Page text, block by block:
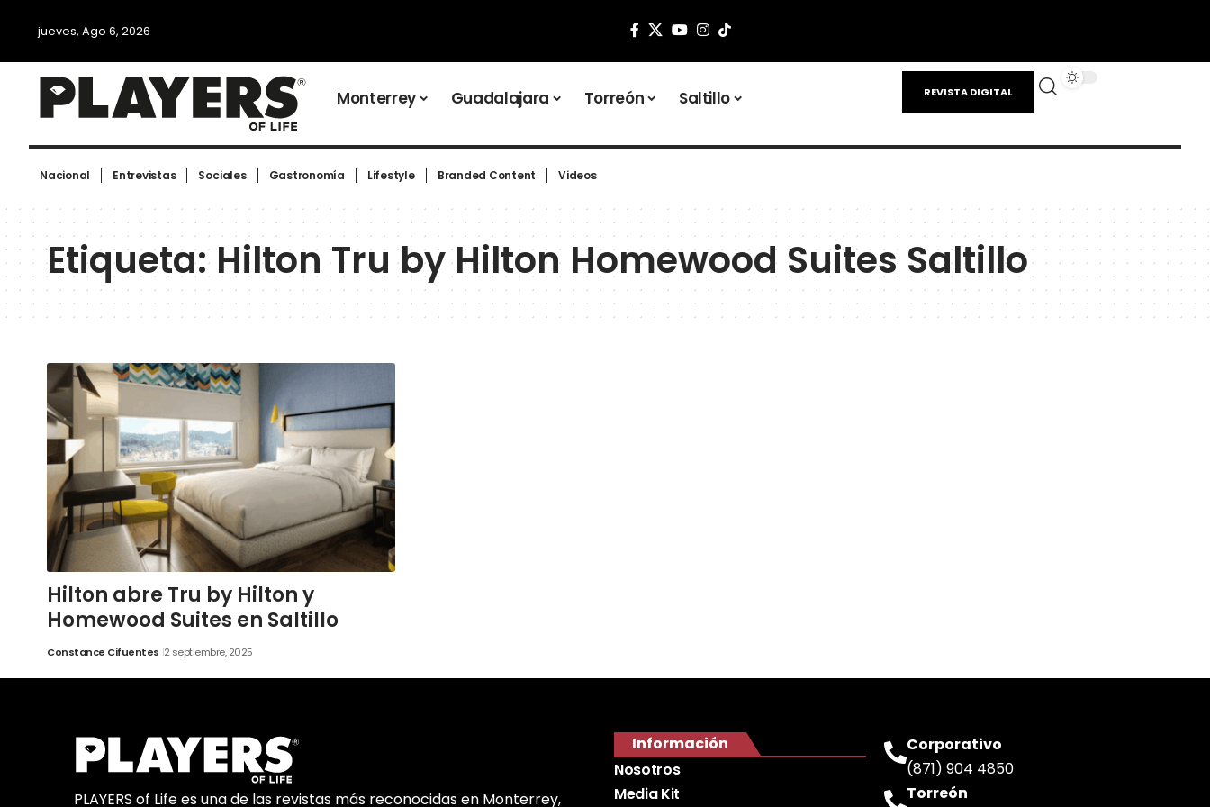
jueves, Ago 6, 2026
Monterrey Guadalajara Torreón Saltillo REVISTA DIGITAL
Nacional Entrevistas Sociales Gastronomía Lifestyle Branded Content Videos
Etiqueta:Hilton Tru by Hilton Homewood Suites Saltillo
Hilton abre Tru by Hilton y
Homewood Suites en Saltillo
Constance Cifuentes 2 septiembre, 2025
PLAYERS of Life es una de las revistas más reconocidas en Monterrey,
Información
Nosotros
Media Kit
Corporativo
(871) 904 4850
Torreón